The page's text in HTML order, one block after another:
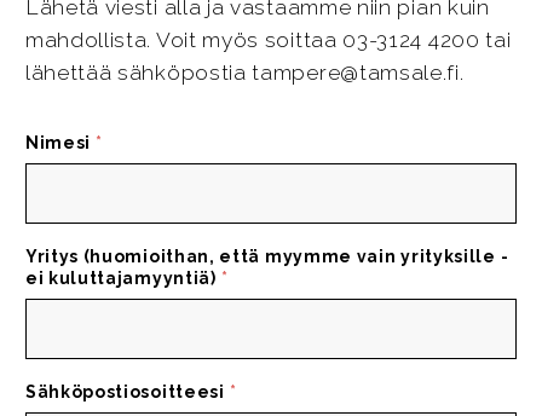
Lähetä viesti alla ja vastaamme niin pian kuin
mahdollista. Voit myös soittaa 03-3124 4200 tai
lähettää sähköpostia tampere@tamsale.fi.
Nimesi *
Yritys (huomioithan, että myymme vain yrityksille -
ei kuluttajamyyntiä) *
Sähköpostiosoitteesi *